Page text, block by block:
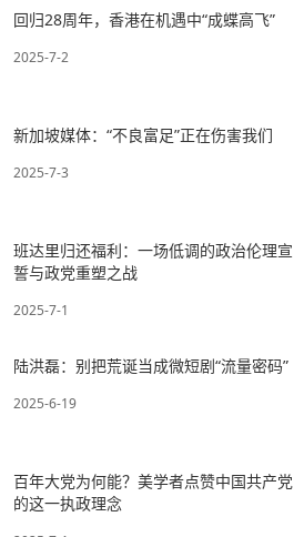
回归28周年，香港在机遇中“成蝶高飞”
2025-7-2
新加坡媒体：“不良富足”正在伤害我们
2025-7-3
班达里归还福利：一场低调的政治伦理宣
誓与政党重塑之战​
2025-7-1
陆洪磊：别把荒诞当成微短剧“流量密码”
2025-6-19
百年大党为何能？美学者点赞中国共产党
的这一执政理念